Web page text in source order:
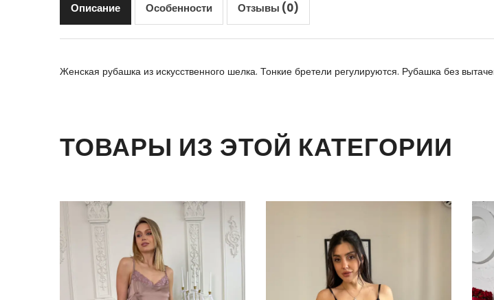
Описание Особенности Отзывы (0)
Женская рубашка из искусственного шелка. Тонкие бретели регулируются. Рубашка без
ТОВАРЫ ИЗ ЭТОЙ КАТЕГОРИИ